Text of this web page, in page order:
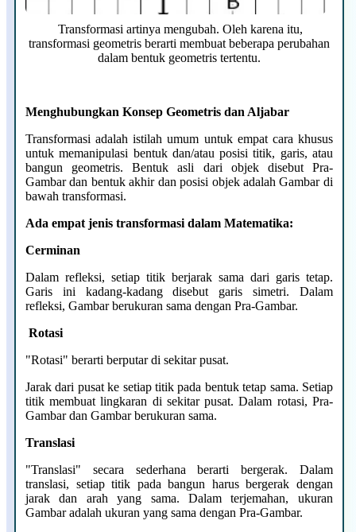
Transformasi artinya mengubah. Oleh karena itu,
transformasi geometris berarti membuat beberapa perubahan
dalam bentuk geometris tertentu.
Menghubungkan Konsep Geometris dan Aljabar
Transformasi adalah istilah umum untuk empat cara khusus
untuk memanipulasi bentuk dan/atau posisi titik, garis, atau
bangun geometris. Bentuk asli dari objek disebut Pra-
Gambar dan bentuk akhir dan posisi objek adalah Gambar di
bawah transformasi.
Ada empat jenis transformasi dalam Matematika:
Cerminan
Dalam refleksi, setiap titik berjarak sama dari garis tetap.
Garis ini kadang-kadang disebut garis simetri. Dalam
refleksi, Gambar berukuran sama dengan Pra-Gambar.
Rotasi
"Rotasi" berarti berputar di sekitar pusat.
Jarak dari pusat ke setiap titik pada bentuk tetap sama. Setiap
titik membuat lingkaran di sekitar pusat. Dalam rotasi, Pra-
Gambar dan Gambar berukuran sama.
Translasi
"Translasi" secara sederhana berarti bergerak. Dalam
translasi, setiap titik pada bangun harus bergerak dengan
jarak dan arah yang sama. Dalam terjemahan, ukuran
Gambar adalah ukuran yang sama dengan Pra-Gambar.